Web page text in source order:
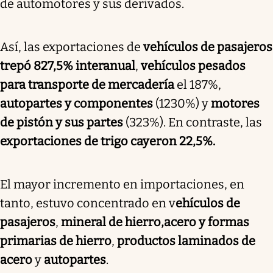
de automotores y sus derivados.
Así, las exportaciones devehículos de pasajeros
trepó 827,5% interanual,vehículos pesados
para transporte de mercaderíael 187%,
autopartes y componentes (1230%) ymotores
de pistón y sus partes (323%). En contraste, las
exportaciones de trigo cayeron 22,5%.
El mayor incremento en importaciones, en
tanto, estuvo concentrado en vehículos de
pasajeros, mineral de hierro,acero y formas
primarias de hierro, productos laminados de
aceroy autopartes.